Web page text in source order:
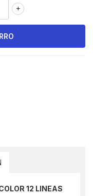
+
12 LINEAS